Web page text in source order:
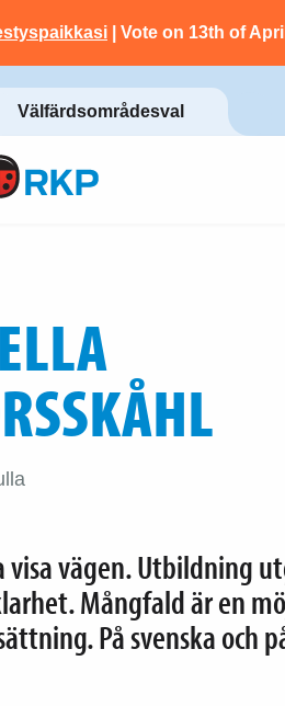
| Vote on 13th of
Välfärdsområdesval
visa vägen. Utbildning
Mångfald är en
På svenska och